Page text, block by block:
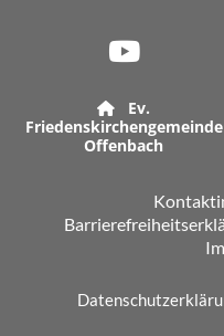

Ev.
Friedenskirchengemeinde
Offenbach